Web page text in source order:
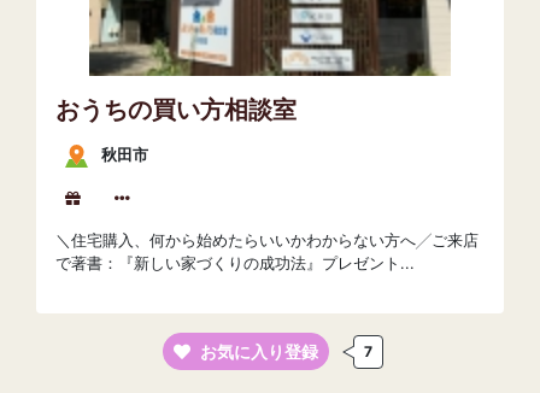
おうちの買い方相談室
秋田市
＼住宅購入、何から始めたらいいかわからない方へ╱ご来店
で著書：『新しい家づくりの成功法』プレゼント...
お気に入り登録 7